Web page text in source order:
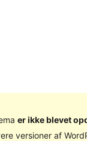
er ikke blevet
versioner af